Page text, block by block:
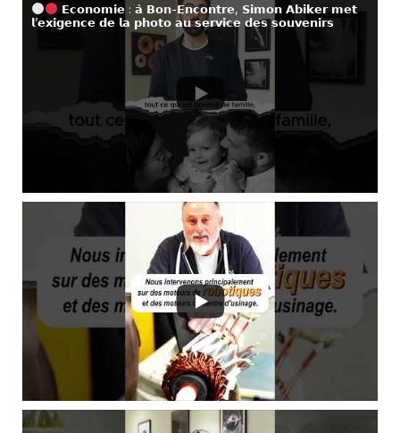
𝗘𝗰𝗼𝗻𝗼𝗺𝗶𝗲 : 𝗮̀ 𝗕𝗼𝗻-𝗘𝗻𝗰𝗼𝗻𝘁𝗿𝗲, 𝗦𝗶𝗺𝗼𝗻 𝗔𝗯𝗶𝗸𝗲𝗿 𝗺𝗲𝘁
𝗹’𝗲𝘅𝗶𝗴𝗲𝗻𝗰𝗲 𝗱𝗲 𝗹𝗮 𝗽𝗵𝗼𝘁𝗼 𝗮𝘂 𝘀𝗲𝗿𝘃𝗶𝗰𝗲 𝗱𝗲𝘀 𝘀𝗼𝘂𝘃𝗲𝗻𝗶𝗿𝘀